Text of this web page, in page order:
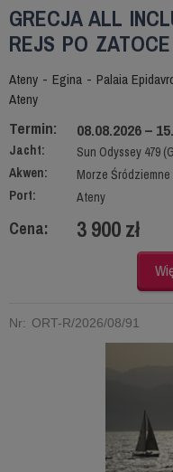
GRECJA ALL
REJS PO
Ateny - Egina - Palaia
Ateny
Termin: 08.08.2026 –
Jacht:
Sun Odyssey 479
Akwen:
Morze Śródziemne
Port:
Ateny
Cena: 3 900 zł
Nr: ORT-R/2026/08/91